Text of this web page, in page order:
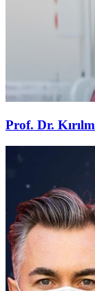
Prof. Dr.